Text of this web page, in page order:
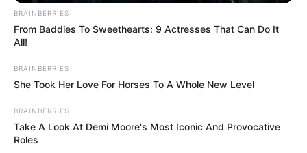
Dari pemasukan-pemasukan itulah, ia membiayai keluarga serta
kehidupan dirinya sendiri.
Baca juga:Biodata, Profil, dan Fakta Addie Andrews
BRAINBERRIES
From Baddies To Sweethearts: 9 Actresses That Can Do It
All!
BRAINBERRIES
She Took Her Love For Horses To A Whole New Level
BRAINBERRIES
Take A Look At Demi Moore's Most Iconic And Provocative
Roles